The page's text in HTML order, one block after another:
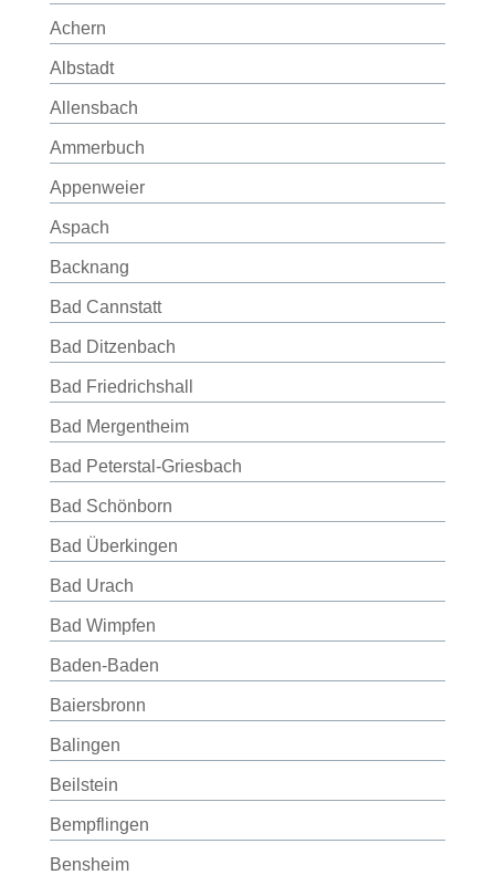
Achern
Albstadt
Allensbach
Ammerbuch
Appenweier
Aspach
Backnang
Bad Cannstatt
Bad Ditzenbach
Bad Friedrichshall
Bad Mergentheim
Bad Peterstal-Griesbach
Bad Schönborn
Bad Überkingen
Bad Urach
Bad Wimpfen
Baden-Baden
Baiersbronn
Balingen
Beilstein
Bempflingen
Bensheim